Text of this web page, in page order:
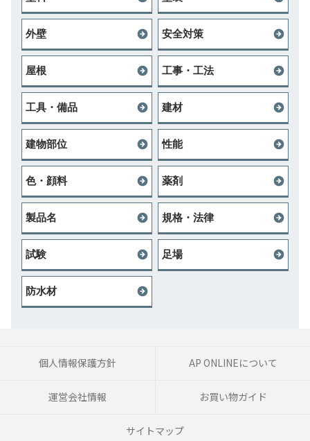
外壁 安全対策
屋根 工事・工法
工具・備品 建材
建物部位 性能
色・顔料 薬剤
製品名 規格・法律
試験 足場
防水材
個人情報保護方針 AP ONLINEについて
運営会社情報 お買い物ガイド
サイトマップ